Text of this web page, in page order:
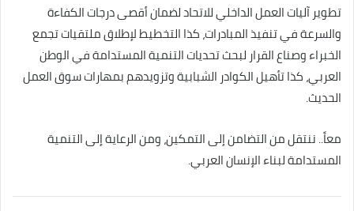
تطوير آليات العمل الداخلي للاتحاد لضمان أقصى درجات الكفاءة
والسرعة في تنفيذ المبادرات، كذا التخطيط لإطلاق ملتقيات تجمع
الخبراء وصناع القرار لبحث تحديات التنمية المستدامة في الوطن
العربي، كذا تأهيل الكوادر الشبابية وتزويدهم بمهارات سوق العمل
الحديث.
معاً.. ننتقل من التضامن إلى التمكين، ومن الرعاية إلى التنمية
المستدامة لبناء الإنسان العربي.